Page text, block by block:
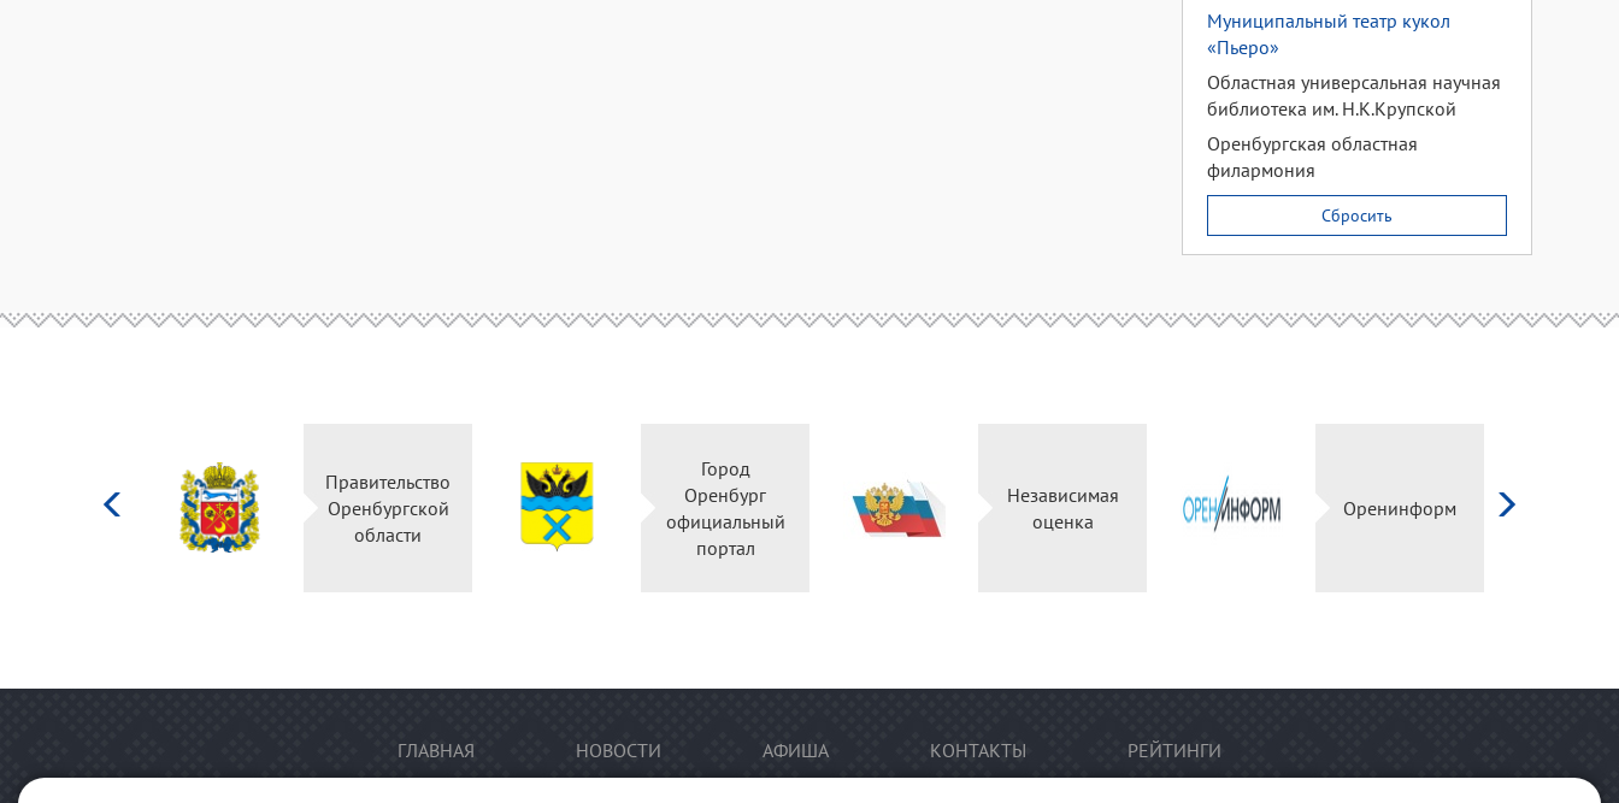
Муниципальный театр кукол
«Пьеро»
Областная универсальная научная
библиотека им. Н.К.Крупской
Оренбургская областная
филармония
Сбросить
Правительство
Оренбургской
области
Город
Оренбург
официальный
портал
Независимая
оценка
Оренинформ
ГЛАВНАЯ НОВОСТИ АФИША КОНТАКТЫ РЕЙТИНГИ